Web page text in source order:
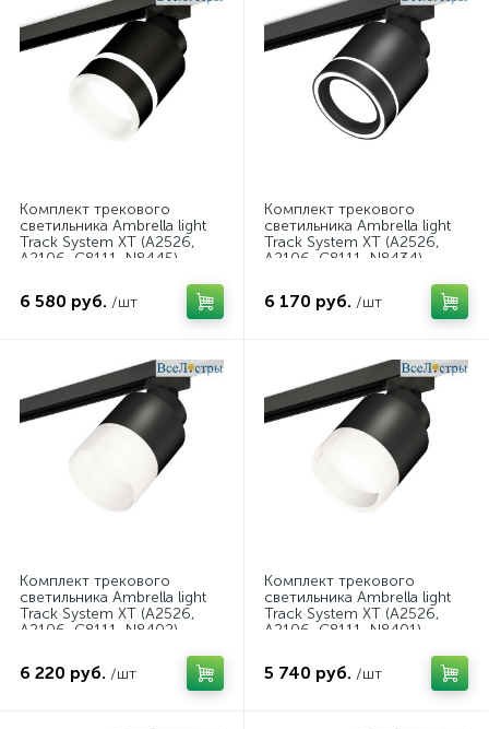
Комплект трекового
светильника Ambrella light
Track System XT (A2526,
A2106, C8111, N8445)
6 580 руб. /шт
Комплект трекового
светильника Ambrella light
Track System XT (A2526,
A2106, C8111, N8434)
6 170 руб. /шт
Комплект трекового
светильника Ambrella light
Track System XT (A2526,
A2106, C8111, N8402)
6 220 руб. /шт
Комплект трекового
светильника Ambrella light
Track System XT (A2526,
A2106, C8111, N8401)
5 740 руб. /шт